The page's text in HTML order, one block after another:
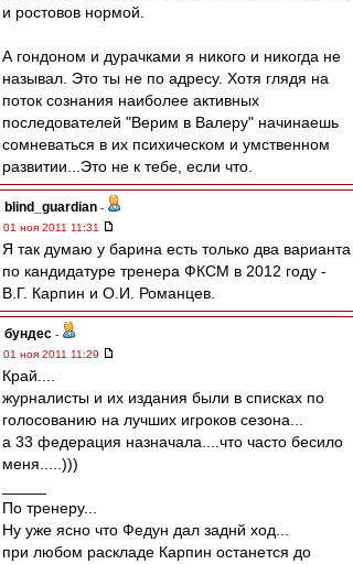
и ростовов нормой.
А гондоном и дурачками я никого и никогда не
называл. Это ты не по адресу. Хотя глядя на
поток сознания наиболее активных
последователей "Верим в Валеру" начинаешь
сомневаться в их психическом и умственном
развитии...Это не к тебе, если что.
blind_guardian -
01 ноя 2011 11:31
Я так думаю у барина есть только два варианта
по кандидатуре тренера ФКСМ в 2012 году -
В.Г. Карпин и О.И. Романцев.
бундес -
01 ноя 2011 11:29
Край....
журналисты и их издания были в списках по
голосованию на лучших игроков сезона...
а 33 федерация назначала....что часто бесило
меня.....)))
По тренеру...
Ну уже ясно что Федун дал заднй ход...
при любом раскладе Карпин останется до